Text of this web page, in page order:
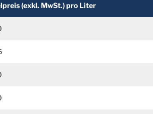
(exkl. MwSt.) pro Liter